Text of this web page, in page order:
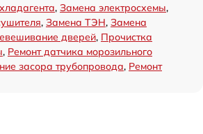
, Замена электросхемы,
, Замена ТЭН, Замена
дверей, Прочистка
, Ремонт датчика морозильного
засора трубопровода, Ремонт